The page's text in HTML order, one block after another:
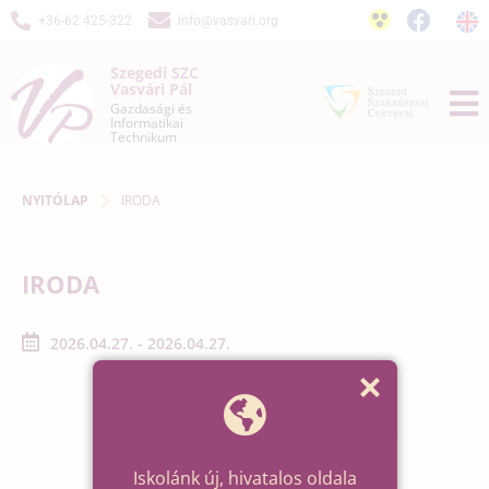
+36-62 425-322 info@vasvari.org
Szegedi SZC
Vasvári Pál
Gazdasági és
Informatikai
Technikum
NYITÓLAP IRODA
IRODA
2026.04.27. - 2026.04.27.
Iskolánk új, hivatalos oldala